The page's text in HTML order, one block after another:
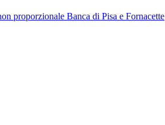
proporzionale Banca di Pisa e Fornacette